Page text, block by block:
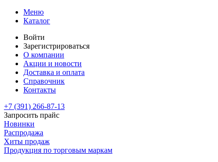
Меню
Каталог
Войти
Зарегистрироваться
О компании
Акции и новости
Доставка и оплата
Справочник
Контакты
+7 (391) 266-87-13
Запросить прайс
Новинки
Распродажа
Хиты продаж
Продукция по торговым маркам